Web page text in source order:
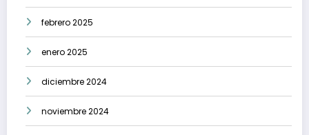
febrero 2025
enero 2025
diciembre 2024
noviembre 2024